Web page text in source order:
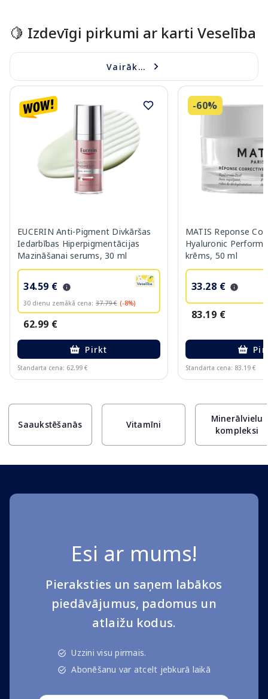
🍋 Izdevīgi pirkumi ar karti Veselība
Vairāk...
EUCERIN Anti-Pigment Divkāršas
Iedarbības Hiperpigmentācijas
Mazināšanai serums, 30 ml
34.59 €
30 dienu zemākā cena: 37.79 € (-8%)
62.99 €
Pirkt
Standarta cena: 62.99 €
-60%
MATIS Reponse
Hyaluronic
krēms, 50 ml
33.28 €
83.19 €
Standarta cena: 83.19 €
Saaukstēšanās Vitamīni
Minerālvielu
kompleksi
Esi ar mums!
Pieraksties un saņem labākos
piedāvājumus, padomus un
atlaižu kodus.
Uzzini visu pirmais.
Abonēšanu var atcelt jebkurā laikā